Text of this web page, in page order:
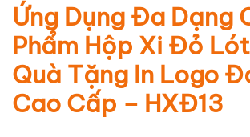
Ứng Dụng Đa Dạng
Phẩm Hộp Xi Đỏ
Quà Tặng In Logo
Cao Cấp – HXĐ13